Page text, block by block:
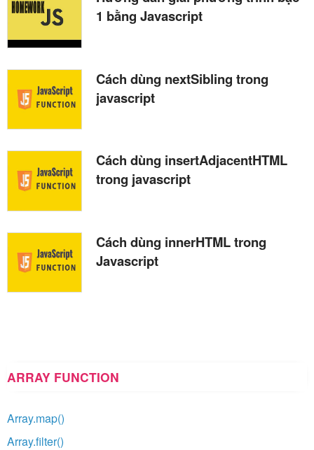
1 bằng Javascript
Cách dùng nextSibling trong
javascript
Cách dùng insertAdjacentHTML
trong javascript
Cách dùng innerHTML trong
Javascript
ARRAY FUNCTION
Array.map()
Array.filter()